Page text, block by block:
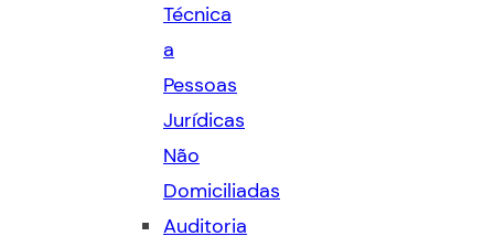
Técnica
a
Pessoas
Jurídicas
Não
Domiciliadas
Auditoria